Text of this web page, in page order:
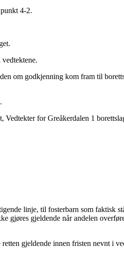
4-2.
om godkjenning kom fram til
for Greåkerdalen 1
linje, til fosterbarn som faktisk
gjøres gjeldende når andelen
gjeldende innen fristen nevnt i